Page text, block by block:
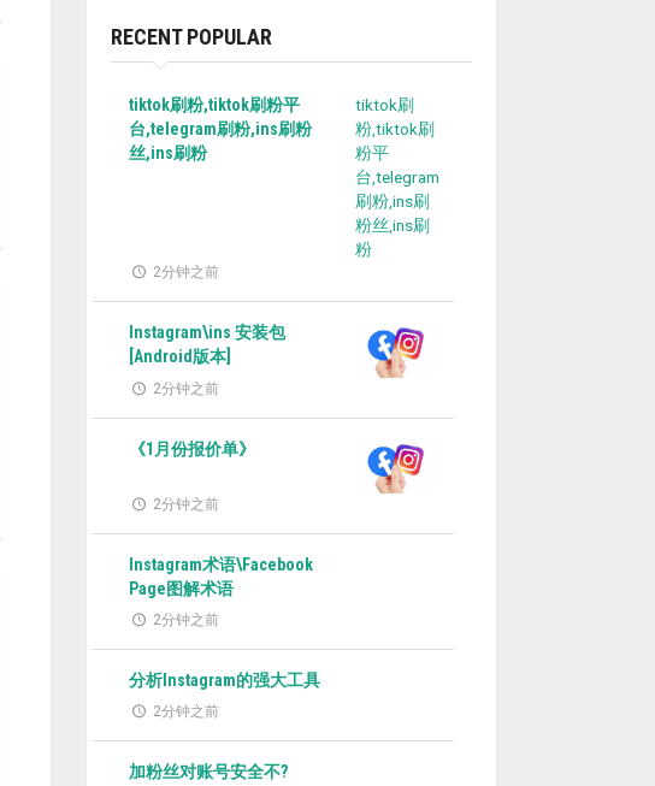
RECENT POPULAR
tiktok刷
粉,tiktok刷
粉平
台,telegram
刷粉,ins刷
粉丝,ins刷
粉
tiktok刷粉,tiktok刷粉平
台,telegram刷粉,ins刷粉
丝,ins刷粉
2分钟之前
Instagram\ins 安装包
[Android版本]
2分钟之前
《1月份报价单》
2分钟之前
Instagram术语\Facebook
Page图解术语
2分钟之前
分析Instagram的强大工具
2分钟之前
加粉丝对账号安全不?